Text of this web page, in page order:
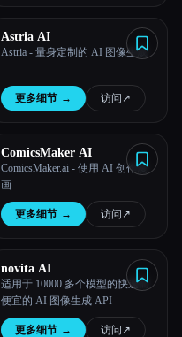
Astria AI
Astria - 量身定制的 AI 图像生成
更多细节 → 访问 ↗︎
ComicsMaker AI
ComicsMaker.ai - 使用 AI 创作漫
画
更多细节 → 访问 ↗︎
novita AI
适用于 10000 多个模型的快速而
便宜的 AI 图像生成 API
更多细节 → 访问 ↗︎